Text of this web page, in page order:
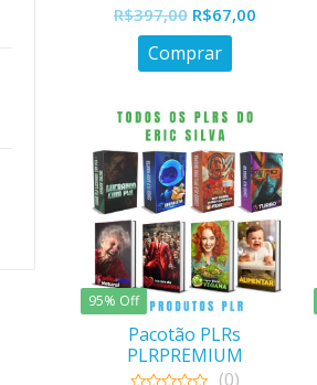
out
of
R$397,00 O
preço
original
R$397,00.
R$67,00O
Comprar
95% Off
Pacotão PLRs
PLRPREMIUM
(0)